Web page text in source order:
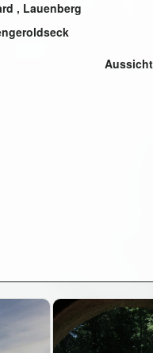
, Lauenberg
Aussicht